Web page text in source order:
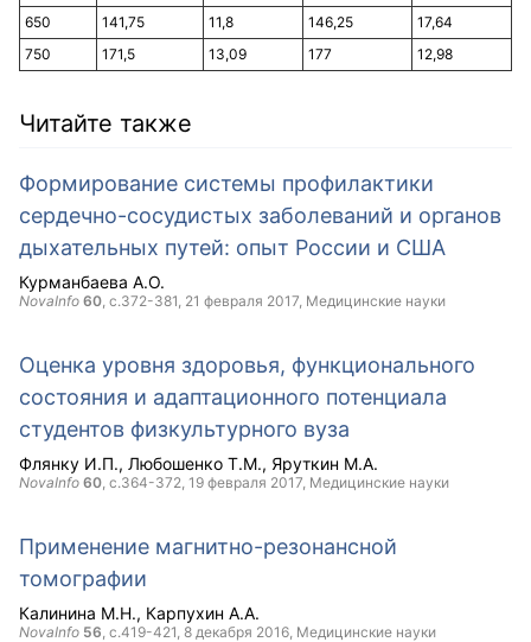
650
141,75 11,8 146,25
17,64
750
171,5 13,09 177 12,98
Читайте также
Формирование системы профилактики
сердечно-сосудистых заболеваний и органов
дыхательных путей: опыт России и США
Курманбаева А.О.
NovaInfo 60, с.372-381, 21 февраля 2017, Медицинские науки
Оценка уровня здоровья, функционального
состояния и адаптационного потенциала
студентов физкультурного вуза
Флянку И.П. Любошенко Т.М. Яруткин М.А.
NovaInfo 60, с.364-372, 19 февраля 2017, Медицинские науки
Применение магнитно-резонансной
томографии
Калинина М.Н. Карпухин А.А.
NovaInfo 56, с.419-421, 8 декабря 2016, Медицинские науки